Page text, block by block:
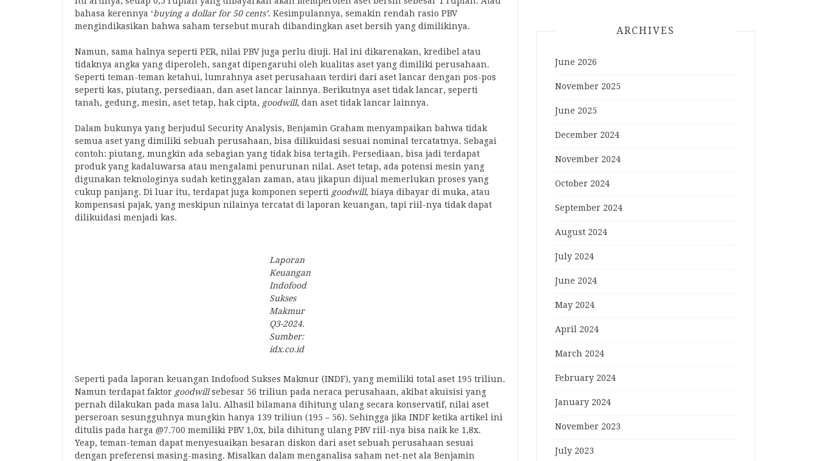
bahasa kerennya ‘buying a dollar for 50 cents’. Kesimpulannya, semakin rendah rasio PBV
mengindikasikan bahwa saham tersebut murah dibandingkan aset bersih yang dimilikinya.
Namun, sama halnya seperti PER, nilai PBV juga perlu diuji. Hal ini dikarenakan, kredibel atau
tidaknya angka yang diperoleh, sangat dipengaruhi oleh kualitas aset yang dimiliki perusahaan.
Seperti teman-teman ketahui, lumrahnya aset perusahaan terdiri dari aset lancar dengan pos-pos
seperti kas, piutang, persediaan, dan aset lancar lainnya. Berikutnya aset tidak lancar, seperti
tanah, gedung, mesin, aset tetap, hak cipta, goodwill, dan aset tidak lancar lainnya.
Dalam bukunya yang berjudul Security Analysis, Benjamin Graham menyampaikan bahwa tidak
semua aset yang dimiliki sebuah perusahaan, bisa dilikuidasi sesuai nominal tercatatnya. Sebagai
contoh: piutang, mungkin ada sebagian yang tidak bisa tertagih. Persediaan, bisa jadi terdapat
produk yang kadaluwarsa atau mengalami penurunan nilai. Aset tetap, ada potensi mesin yang
digunakan teknologinya sudah ketinggalan zaman, atau jikapun dijual memerlukan proses yang
cukup panjang. Di luar itu, terdapat juga komponen seperti goodwill, biaya dibayar di muka, atau
kompensasi pajak, yang meskipun nilainya tercatat di laporan keuangan, tapi riil-nya tidak dapat
dilikuidasi menjadi kas.
Laporan
Keuangan
Indofood
Sukses
Makmur
Q3-2024.
Sumber:
idx.co.id
Seperti pada laporan keuangan Indofood Sukses Makmur (INDF), yang memiliki total aset 195 triliun.
Namun terdapat faktor goodwillsebesar 56 triliun pada neraca perusahaan, akibat akuisisi yang
pernah dilakukan pada masa lalu. Alhasil bilamana dihitung ulang secara konservatif, nilai aset
perseroan sesungguhnya mungkin hanya 139 triliun (195 – 56). Sehingga jika INDF ketika artikel ini
ditulis pada harga @7.700 memiliki PBV 1,0x, bila dihitung ulang PBV riil-nya bisa naik ke 1,8x.
Yeap, teman-teman dapat menyesuaikan besaran diskon dari aset sebuah perusahaan sesuai
dengan preferensi masing-masing. Misalkan dalam menganalisa saham net-net ala Benjamin
ARCHIVES
June 2026
November 2025
June 2025
December 2024
November 2024
October 2024
September 2024
August 2024
July 2024
June 2024
May 2024
April 2024
March 2024
February 2024
January 2024
November 2023
July 2023